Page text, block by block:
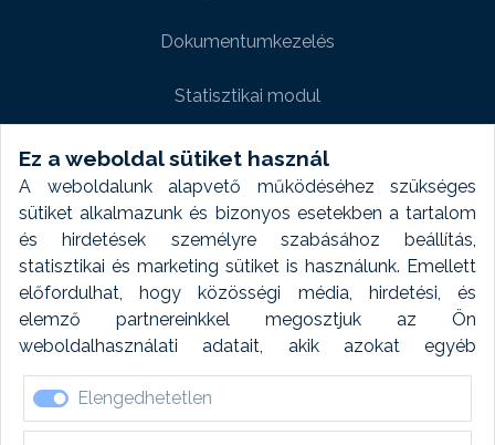
Ez a weboldal sütiket használ
A weboldalunk alapvető működéséhez szükséges
sütiket alkalmazunk és bizonyos esetekben a tartalom
és hirdetések személyre szabásához beállítás,
statisztikai és marketing sütiket is használunk. Emellett
előfordulhat, hogy közösségi média, hirdetési, és
elemző partnereinkkel megosztjuk az Ön
weboldalhasználati adatait, akik azokat egyéb
forrásokból gyűjtött adatokkal kombinálhatják. A sütik
elfogadásával kapcsolatosan naplózást végzünk és
ezen adatokat 6 hónap után automatikusan töröljük. A
Elengedhetetlen
Dokumentumkezelés
Statisztikai modul
Weboldal modul
Fényképtár extra modul
Autómosó modul
Feladatütemezés